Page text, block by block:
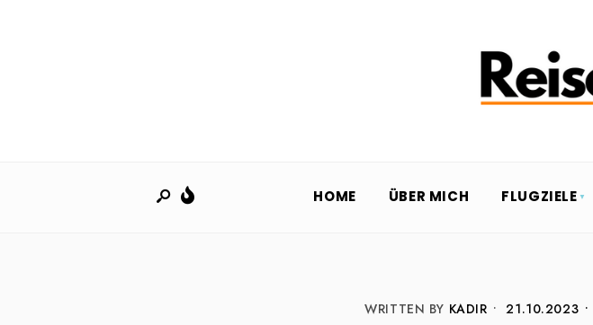
HOME ÜBER MICH FLUGZIELE
WRITTEN BY KADIR • 21.10.2023 •